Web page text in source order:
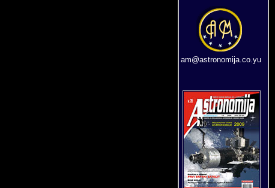
am@astronomija.co.yu